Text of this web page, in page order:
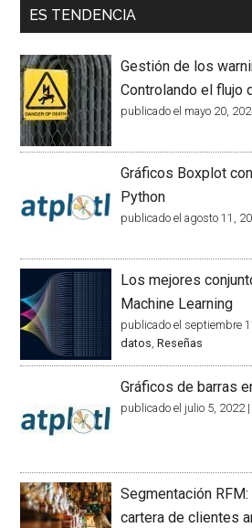
ES TENDENCIA
Gestión de los
Controlando el flujo
publicado el mayo 20,
Gráficos Boxplot
Python
publicado el agosto 11,
Los mejores
Machine Learning
publicado el septiembre
datos,Reseñas
Gráficos de barras
publicado el julio 5, 2022
Segmentación
cartera de clientes